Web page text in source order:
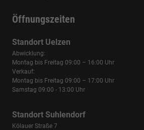
Öffnungszeiten
Standort Uelzen
Abwicklung:
Montag bis Freitag 09:00 – 16:00 Uhr
Verkauf:
Montag bis Freitag 09:00 – 17:00 Uhr
Samstag 09:00 - 13:00 Uhr
Standort Suhlendorf
Kölauer Straße 7